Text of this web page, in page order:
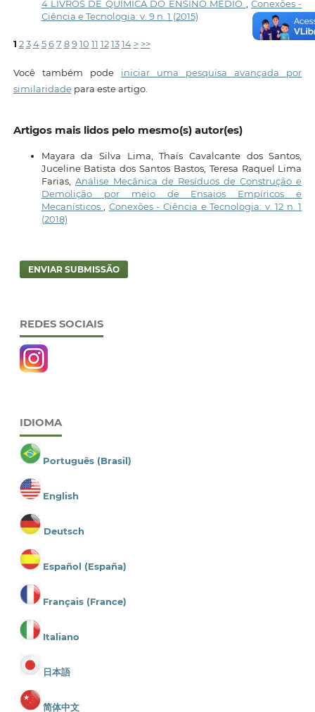
4 LIVROS DE QUÍMICA DO ENSINO MÉDIO ,Conexões -
Ciência e Tecnologia: v. 9 n. 1 (2015)
1 2 3 4 5 6 7 8 9 10 11 12 13 14 > >>
Você também pode iniciar uma pesquisa avançada por
similaridadepara este artigo.
Artigos mais lidos pelo mesmo(s) autor(es)
Mayara da Silva Lima, Thaís Cavalcante dos Santos,
Juceline Batista dos Santos Bastos, Teresa Raquel Lima
Farias, Análise Mecânica de Resíduos de Construção e
Demolição por meio de Ensaios Empíricos e
Mecanísticos
Conexões - Ciência e Tecnologia: v. 12 n. 1
(2018)
ENVIAR SUBMISSÃO
REDES SOCIAIS
IDIOMA
Português (Brasil)
English
Deutsch
Español (España)
Français (France)
Italiano
日本語
简体中文